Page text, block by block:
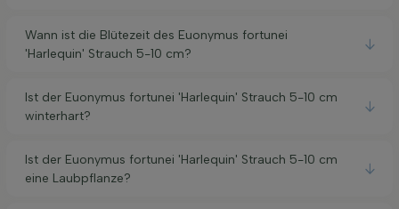
Wann ist die Blütezeit des Euonymus fortunei
'Harlequin' Strauch 5-10 cm?
Ist der Euonymus fortunei 'Harlequin' Strauch 5-10 cm
winterhart?
Ist der Euonymus fortunei 'Harlequin' Strauch 5-10 cm
eine Laubpflanze?